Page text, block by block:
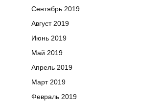
Сентябрь 2019
Август 2019
Июнь 2019
Май 2019
Апрель 2019
Март 2019
Февраль 2019